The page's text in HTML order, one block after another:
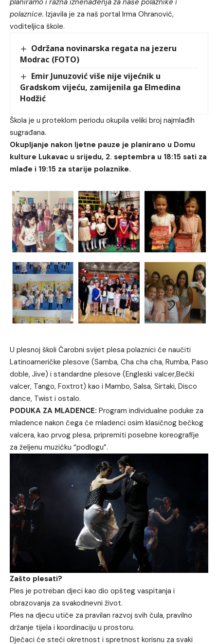
planiramo i razna iznenađenja za naše polaznike i
polaznice. Izjavila je za naš portal Irma Ohranović,
voditeljica škole.
Održana novinarska regata na jezeru
Modrac (FOTO)
Emir Junuzović više nije vijećnik u
Gradskom vijeću, zamijenila ga Elmedina
Hodžić
Škola je u proteklom periodu okupila veliki broj najmlađih
sugrađana.
Okupljanje nakon ljetne pauze je planirano u Domu
kulture Lukavac u srijedu, 2. septembra u 18:15 sati za
mlađe i 19:15 za starije polaznike.
U plesnoj školi Čarobni svijet plesa polaznici će naučiti
Latinoameričke plesove (Samba, Cha cha cha, Rumba, Paso
doble, Jive) i standardne plesove (Engleski valcer,Bečki
valcer, Tango, Foxtrot) kao i Mambo, Salsa, Sirtaki, Disco
dance, Twist i ostalo.
PODUKA ZA MLADENCE: Program individualne poduke za
mladence nakon čega će mladenci osim klasičnog bečkog
valcera, kao prvog plesa, pripremiti posebne koreografije
za željenu muzičku “podlogu”.
Zašto plesati?
Ples je potreban djeci kao dio opšteg vaspitanja i
obrazovanja za svakodnevni život.
Ples na djecu utiče za pravilan razvoj svih čula, pravilno
držanje tijela i koordinaciju u prostoru.
Dječaci će steći okretnost i spretnost korisnu za svaki